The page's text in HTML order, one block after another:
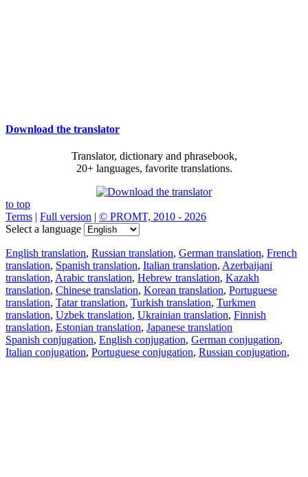
Download the translator
Translator, dictionary and phrasebook,
20+ languages, favorite translations.
to top
Terms | Full version | © PROMT, 2010 - 2026
Select a language
English translation, Russian translation, German translation, French
translation, Spanish translation, Italian translation, Azerbaijani
translation, Arabic translation, Hebrew translation, Kazakh
translation, Chinese translation, Korean translation, Portuguese
translation, Tatar translation, Turkish translation, Turkmen
translation, Uzbek translation, Ukrainian translation, Finnish
translation, Estonian translation, Japanese translation
Spanish conjugation, English conjugation, German conjugation,
Italian conjugation, Portuguese conjugation, Russian conjugation,